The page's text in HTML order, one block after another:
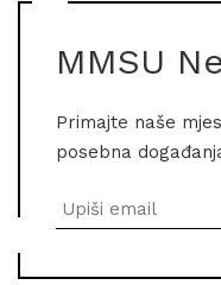
MMSU
Primajte naše
posebna